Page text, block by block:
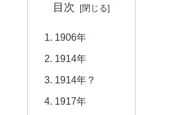
目次
1906年
1914年
1914年？
1917年